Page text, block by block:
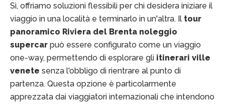
Sì, offriamo soluzioni flessibili per chi desidera iniziare il
viaggio in una località e terminarlo in un'altra. Il tour
panoramico Riviera del Brenta noleggio
supercar può essere configurato come un viaggio
one-way, permettendo di esplorare gli itinerari ville
venete senza l'obbligo di rientrare al punto di
partenza. Questa opzione è particolarmente
apprezzata dai viaggiatori internazionali che intendono